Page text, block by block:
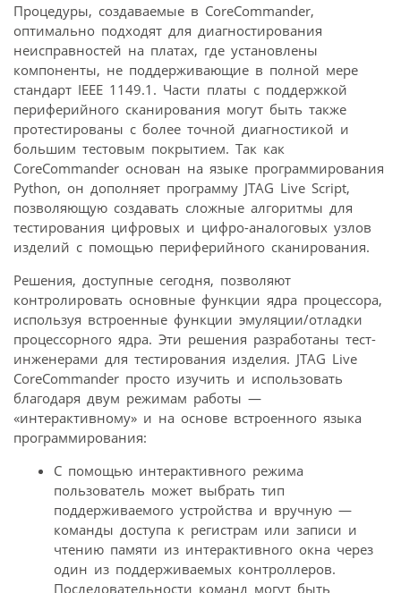
Процедуры, создаваемые в CoreCommander,
оптимально подходят для диагностирования
неисправностей на платах, где установлены
компоненты, не поддерживающие в полной мере
стандарт IEEE 1149.1. Части платы с поддержкой
периферийного сканирования могут быть также
протестированы с более точной диагностикой и
большим тестовым покрытием. Так как
CoreCommander основан на языке программирования
Python, он дополняет программу JTAG Live Script,
позволяющую создавать сложные алгоритмы для
тестирования цифровых и цифро-аналоговых узлов
изделий с помощью периферийного сканирования.
Решения, доступные сегодня, позволяют
контролировать основные функции ядра процессора,
используя встроенные функции эмуляции/отладки
процессорного ядра. Эти решения разработаны тест-
инженерами для тестирования изделия. JTAG Live
CoreCommander просто изучить и использовать
благодаря двум режимам работы —
«интерактивному» и на основе встроенного языка
программирования:
С помощью интерактивного режима
пользователь может выбрать тип
поддерживаемого устройства и вручную —
команды доступа к регистрам или записи и
чтению памяти из интерактивного окна через
один из поддерживаемых контроллеров.
Последовательности команд могут быть